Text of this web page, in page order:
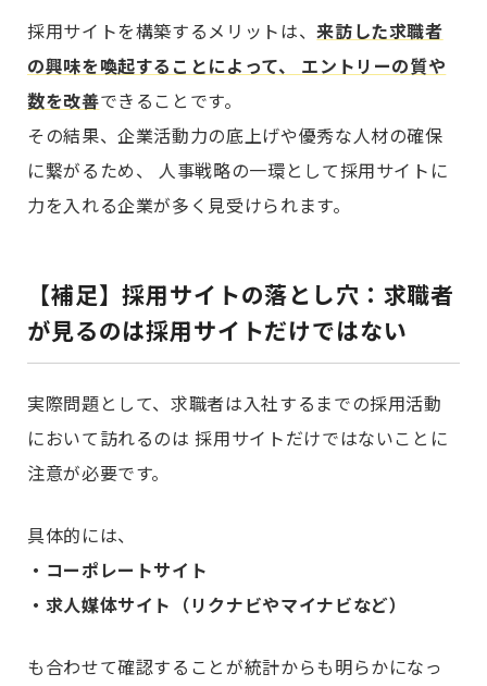
採用サイトを構築するメリットは、来訪した求職者
の興味を喚起することによって、 エントリーの質や
数を改善できることです。
その結果、企業活動力の底上げや優秀な人材の確保
に繋がるため、 人事戦略の一環として採用サイトに
力を入れる企業が多く見受けられます。
【補足】採用サイトの落とし穴：求職者
が見るのは採用サイトだけではない
実際問題として、求職者は入社するまでの採用活動
において訪れるのは 採用サイトだけではないことに
注意が必要です。
具体的には、
・コーポレートサイト
・求人媒体サイト（リクナビやマイナビなど）
も合わせて確認することが統計からも明らかになっ